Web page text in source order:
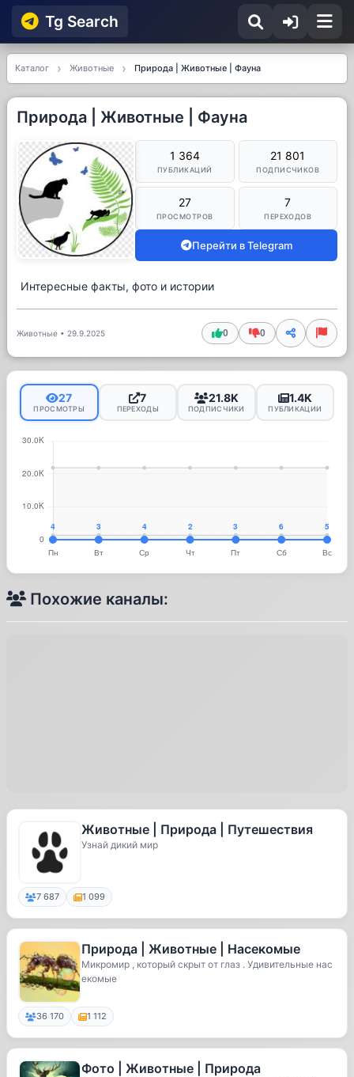
Tg Searсh
Каталог Животные Природа | Животные | Фауна
Природа | Животные | Фауна
1 364
ПУБЛИКАЦИЙ
21 801
ПОДПИСЧИКОВ
27
ПРОСМОТРОВ
7
ПЕРЕХОДОВ
Перейти в Telegram
Интересные факты, фото и истории
Животные • 29.9.2025 0 0
27
ПРОСМОТРЫ
7
ПЕРЕХОДЫ
21.8K
ПОДПИСЧИКИ
1.4K
ПУБЛИКАЦИИ
Похожие каналы:
Животные | Природа | Путешествия
Узнай дикий мир
7 687 1 099
Природа | Животные | Насекомые
Микромир , который скрыт от глаз . Удивительные нас
екомые
36 170 1 112
Фото | Животные | Природа